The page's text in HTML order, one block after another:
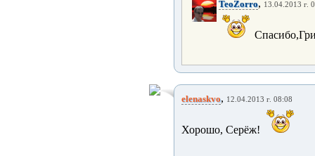
TeoZorro, 13.04.2013 г.
elenaskvo, 12.04.2013 г. 08:08
Хорошо, Серёж!